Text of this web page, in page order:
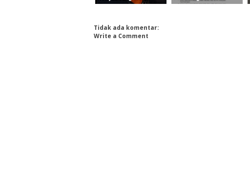
Tidak ada komentar:
Write a Comment